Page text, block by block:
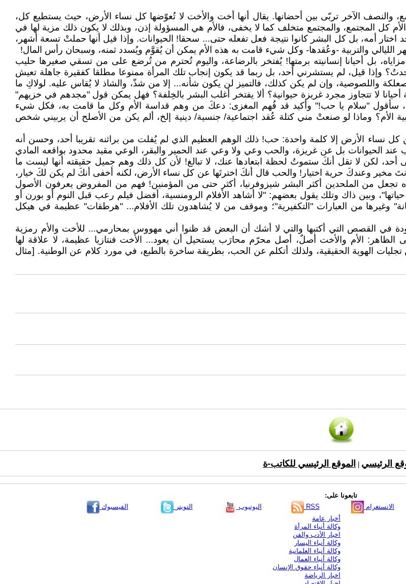
والنصف الآخر تربّى بين أحضانها. يقال أنها أخت والأخت لا تُعوّضها كل نساء الأرض، حيث يستطيع كل،
كل المجتمع، والمجتمع متخلف كما لا يخفى، فالأم هي المسؤولة إذن، وبذلك لا يكون ذلك مزية لها في
اختار أمه، بل كل البشر كانوا نتيجة فعل تفعله حتى... سحقا! الحيوانات. وإذا قيل أنها حملتْ تسعة أشهر،
الليالي والتربية -وعُقدها- وكل شيء قامت به هذه الأم يمكن أن يُقوَّم ويُسدد ثمنه، وسبحان رأس المال!
بل أحيانا إنسانيته برمتها! يُفتخر بالرضاعة، واليوم تُحترم من تُرضع على من تسقي صغيرها حليب
وإذا قيل، لم يستشرني أحد، بل ربما قد يكون إنجاب تلك المرأة ممنوعا مطلقا كفقيرة جاهلة تعيش
واللصوصية، وإن لم يكن كذلك، فالتميز لن يكون شأنه... إلا من شذّ، والشاذ لا يُقاس عليه. لولاكِ ما
لا تتجاوز مجرد غريزة حيوانية؟ ألا يفتخر أغلب البشر بالخِلفة؟ فهل يمكن قول "مجدهم في خزيهم"
سأقول "سلام يا حب!" وأكيد قد فُهم المغزى: دعكَ من وهم قداسة الأم وكل ما قامت به، فكل شيء
الأم؟ وماذا لو صنعتْ مني كتلة عُقد اجتماعية/ جنسية/ دينية إلخ، ألم يكن من الأصلح أن يربيني شخص
نساء الأرض إلا كلمة واحدة: حب! ذلك الوهم العظيم الذي لم يُفلت من براثنه تقريبا أحد، وحسن أنه
الحيوانات بل عن غريزة، والحب وعي ولا وعي عند الحمير والبقر، الوعي مقيد محدود بواقعه المادي
لكن لا تقل أنكَ ستموتُ لحظة ابتعادها عنك، لا تبالغ! لأن كل ذلك وهم جميل حقيقته أنها ليست ما
مخير وعندكَ حرية اختيار! والحب قال أنكَ اخترتَها عن كل نساء الأرض، لكنه أخفى أنكَ لم يكن لكَ خيار،
تجعل من الملحدين أكثر البشر شيزوفرنيا، أكثر حتى من المؤمنين! فهم من المفروض يعرفون الأصول
وبين ذاك وتلك يقول بعضهم: "لا أشاهد الأفلام الرومنسية، أفضل فيلم رعب قبل النوم أو بورن أو
وغيرها من العبارات "التكفيرية"؛ وموقف من لا يُشاهدون تلك الأفلام... "هرطقات" عظيمة في هيكل
في القصص التي أكتبها والتي لا أشك أن البعض قد ظنوا أني مهووس بمحارمي... للأخت والأم رمزية
الأم والأخت أصلٌ، أصل محرّم محارَب يستحيل أن يعود... الأخت فنتازيا عظيمة، لا علاقة لها
الهوية الحقيقية، ولذلك أتكلم عن الحب، بطريقة ساخرة بالطبع، في مورد كلام عن الوطنية. [مثال
الرئيسي الموقع الرئيسي للكاتب-ة
تابعونا على:
الفيسبوك
التويتر اليوتيوب RSS الانستغرام
أخبار عامة
وكالة أنباء المرأة
اخبار الأدب والفن
وكالة أنباء اليسار
وكالة أنباء العلمانية
وكالة أنباء العمال
وكالة أنباء حقوق الإنسان
اخبار الرياضة